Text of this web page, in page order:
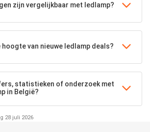
zijn vergelijkbaar met ledlamp?
van nieuwe ledlamp deals?
statistieken of onderzoek met
in België?
28 juli 2026